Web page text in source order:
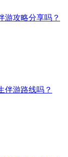
游攻略分享吗？
伴游路线吗？